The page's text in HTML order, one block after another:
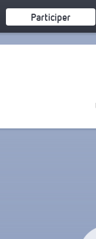
Participer